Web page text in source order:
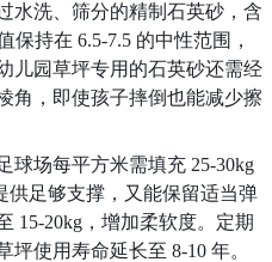
水洗、筛分的精制石英砂，含
保持在 6.5-7.5 的中性范围，
儿园草坪专用的石英砂还需经
角，即使孩子摔倒也能减少擦
球场每平方米需填充 25-30kg
供足够支撑，又能保留适当弹
15-20kg，增加柔软度。定期
坪使用寿命延长至 8-10 年。